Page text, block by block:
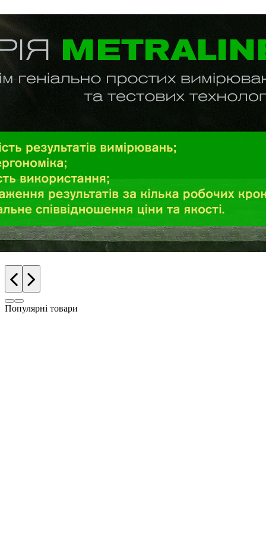
Популярні товари